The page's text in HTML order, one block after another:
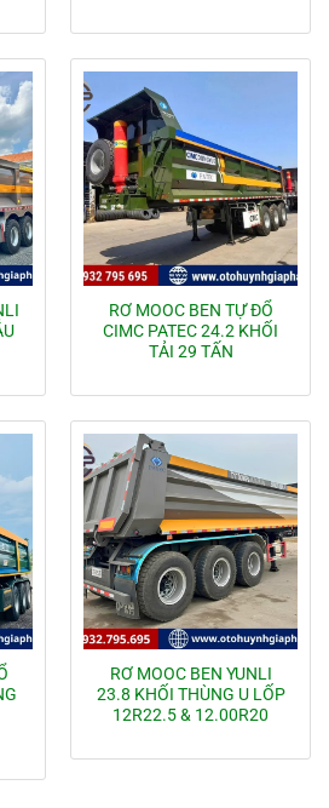
RƠ MOOC BEN TỰ ĐỔ
CIMC PATEC 24.2 KHỐI
TẢI 29 TẤN
RƠ MOOC BEN YUNLI
23.8 KHỐI THÙNG U LỐP
12R22.5 & 12.00R20